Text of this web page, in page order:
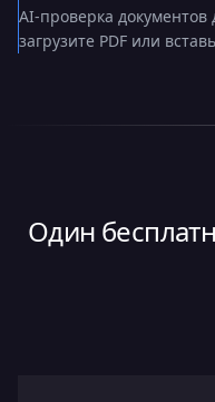
AI-проверка
загрузите PDF или
Один